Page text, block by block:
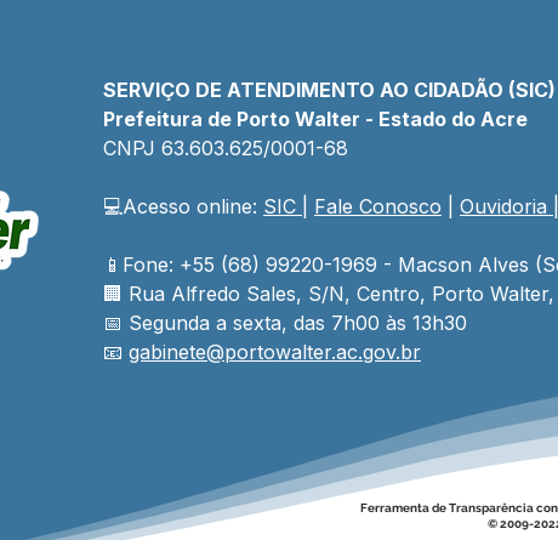
Prefeito e vice ampliam
entrega de 06 novos
veículos para fortalecer
serviços públicos
SERVIÇO DE ATENDIMENTO AO CIDADÃO
Prefeitura de Porto Walter - Estado do Acre
CNPJ 63.603.625/0001-68
💻Acesso online: SIC Fale Conosco Ouvidoria
📱Fone: +55 (68) 99220-1969 - Macson Alves
🏢 Rua Alfredo Sales, S/N, Centro, Porto
📅 Segunda a sexta, das 7h00 às 13h30
📧 gabinete@portowalter.ac.gov.br
Ferramenta de Transparência
© 2009-